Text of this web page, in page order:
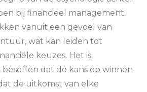
bij financieel management.
vanuit een gevoel van
wat kan leiden tot
keuzes. Het is
dat de kans op winnen
de uitkomst van elke